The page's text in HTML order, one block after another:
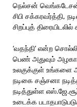
நெல்சன் வெங்கடேசன்,
சிபி சக்கரவர்த்தி,
சிறப்புத்
‘வதந்தி’ என்ற
பெண் அதுவும்
உலகுக்குள் உங்களை
நடிகை சஞ்சனா
நடித்துள்ள
உடைக்க